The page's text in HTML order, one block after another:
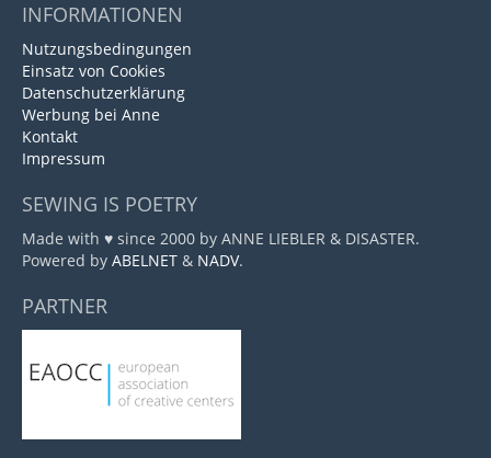
INFORMATIONEN
Nutzungsbedingungen
Einsatz von Cookies
Datenschutzerklärung
Werbung bei Anne
Kontakt
Impressum
SEWING IS POETRY
Made with ♥ since 2000 by ANNE LIEBLER & DISASTER.
Powered by ABELNET & NADV.
PARTNER